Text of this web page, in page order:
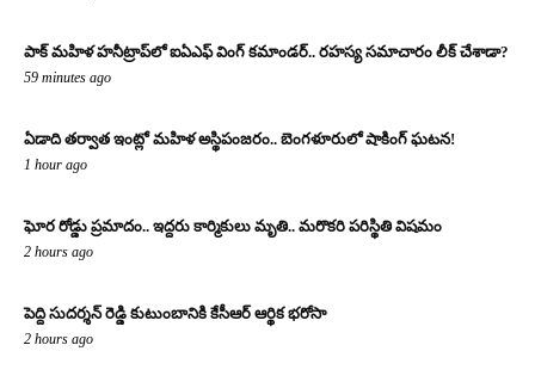
పాక్ మహిళ హనీట్రాప్‌లో ఐఏఎఫ్ వింగ్ కమాండర్.. రహస్య సమాచారం లీక్ చేశాడా?
59 minutes ago
ఏడాది తర్వాత ఇంట్లో మహిళ అస్థిపంజరం.. బెంగళూరులో షాకింగ్ ఘటన!
1 hour ago
ఘోర రోడ్డు ప్రమాదం.. ఇద్దరు కార్మికులు మృతి.. మరొకరి పరిస్థితి విషమం
2 hours ago
పెద్ది సుదర్శన్ రెడ్డి కుటుంబానికి కేసీఆర్ ఆర్థిక భరోసా
2 hours ago